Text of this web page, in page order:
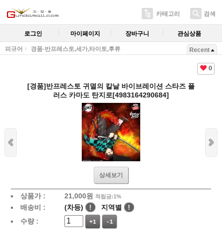
카테고리 검색
로그인 마이페이지 장바구니 관심상품
피규어 경품-반프레스토,세가,타이토,후류 Recent
0
[경품]반프레스토 귀멸의 칼날 바이브레이션 스타즈 플
러스 카마도 탄지로[4983164290684]
상세보기
상품가 : 21,000원 적립금:1%
배송비 : (차등) ! 지역별
!
수량 :
+1 -1